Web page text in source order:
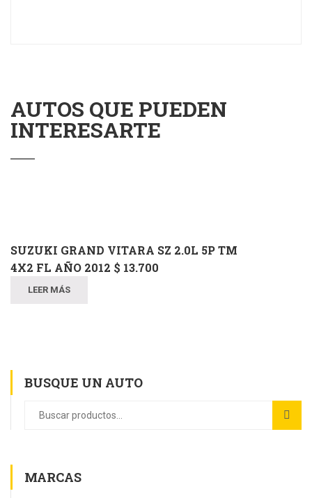
AUTOS QUE PUEDEN
INTERESARTE
SUZUKI GRAND VITARA SZ 2.0L 5P TM
4X2 FL AÑO 2012 $ 13.700
LEER MÁS
BUSQUE UN AUTO
MARCAS